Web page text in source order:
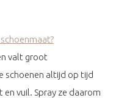
valt groot
schoenen altijd op tijd
en vuil. Spray ze daarom